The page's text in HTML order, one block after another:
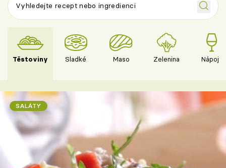
Těstoviny Sladké Maso Zelenina Nápoje
SALÁTY